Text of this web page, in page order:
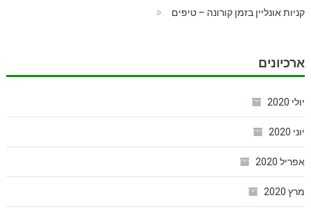
קניות אונליין בזמן קורונה – טיפים
ארכיונים
יולי 2020
יוני 2020
אפריל 2020
מרץ 2020